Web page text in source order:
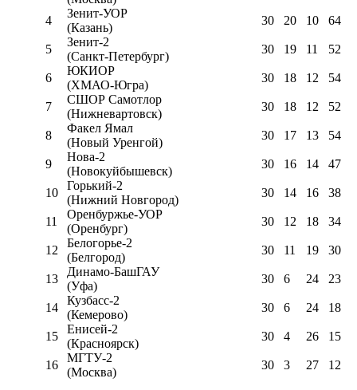
4
Зенит-УОР
(Казань)
30 20 10 64
5
Зенит-2
(Санкт-Петербург)
30 19 11 52
6
ЮКИОР
(ХМАО-Югра)
30 18 12 54
7
СШОР Самотлор
(Нижневартовск)
30 18 12 52
8
Факел Ямал
(Новый Уренгой)
30 17 13 54
9
Нова-2
(Новокуйбышевск)
30 16 14 47
10
Горький-2
(Нижний Новгород)
30 14 16 38
11
Оренбуржье-УОР
(Оренбург)
30 12 18 34
12
Белогорье-2
(Белгород)
30 11 19 30
13
Динамо-БашГАУ
(Уфа)
30 6 24 23
14
Кузбасс-2
(Кемерово)
30 6 24 18
15
Енисей-2
(Красноярск)
30 4 26 15
16
МГТУ-2
(Москва)
30 3 27 12